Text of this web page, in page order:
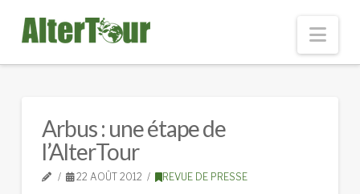
Arbus : une étape de
l’AlterTour
22 AOÛT 2012 REVUE DE PRESSE